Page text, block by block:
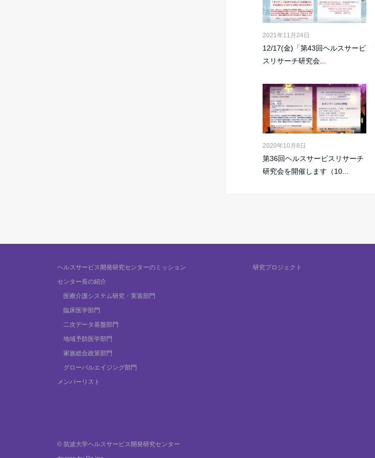
2021年11月24日
12/17(金)「第43回ヘルスサービ
スリサーチ研究会...
2020年10月8日
第36回ヘルスサービスリサーチ
研究会を開催します（10...
ヘルスサービス開発研究センターのミッション
センター長の紹介
医療介護システム研究・実装部門
臨床医学部門
二次データ基盤部門
地域予防医学部門
家族総合政策部門
グローバルエイジング部門
メンバーリスト
研究プロジェクト
© 筑波大学ヘルスサービス開発研究センター